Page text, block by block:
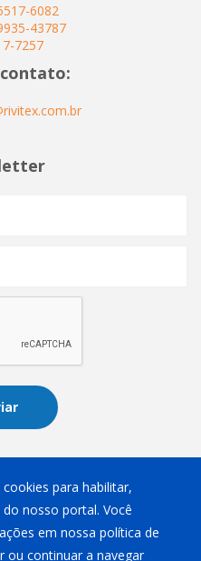
para habilitar,
nosso portal. Você
em nossa política de
ou continuar a navegar
6082
43787
7257